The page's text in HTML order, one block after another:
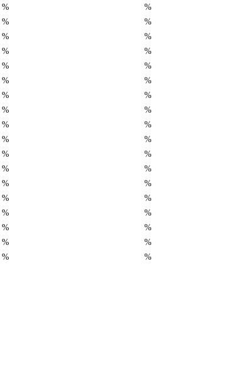
% %
% %
% %
% %
% %
% %
% %
% %
% %
% %
% %
% %
% %
% %
% %
% %
% %
% %